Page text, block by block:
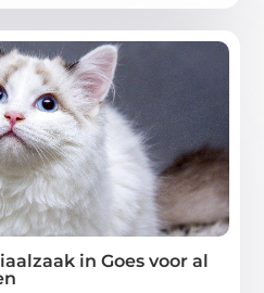
in Goes voor al